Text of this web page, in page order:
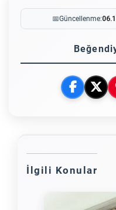
📅Güncellenme:
İlgili Konular